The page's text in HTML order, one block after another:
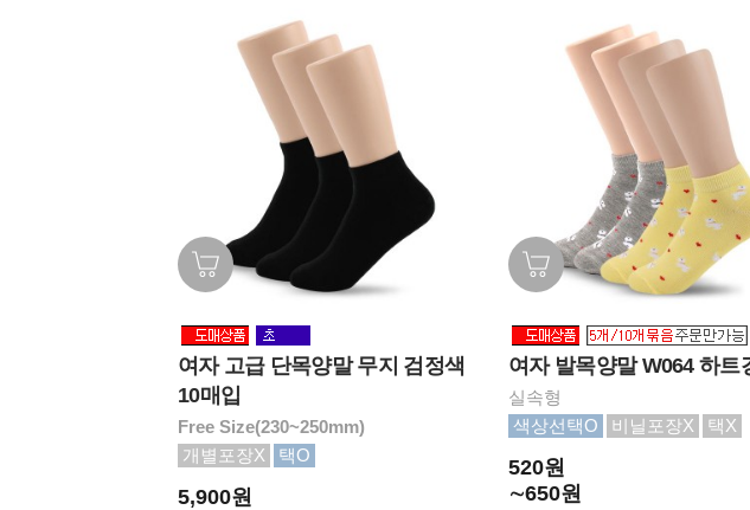
여자 고급 단목양말 무지 검정색
10매입
Free Size(230~250mm)
개별포장X
택O
5,900원
여자 발목양말 W064 하트
실속형
색상선택O
비닐포장X 택X
520원
∼650원